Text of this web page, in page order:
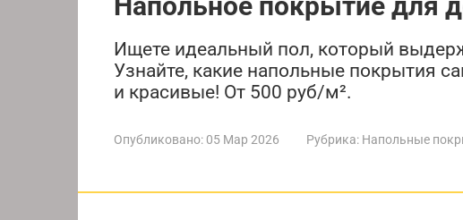
Ищете идеальный пол, который
Узнайте, какие напольные покрытия
и красивые! От 500 руб/м².
Опубликовано: 05 Мар 2026 Рубрика: Напольные